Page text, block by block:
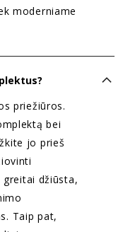
moderniame
priežiūros.
bei
jo prieš
džiūsta,
Taip pat,